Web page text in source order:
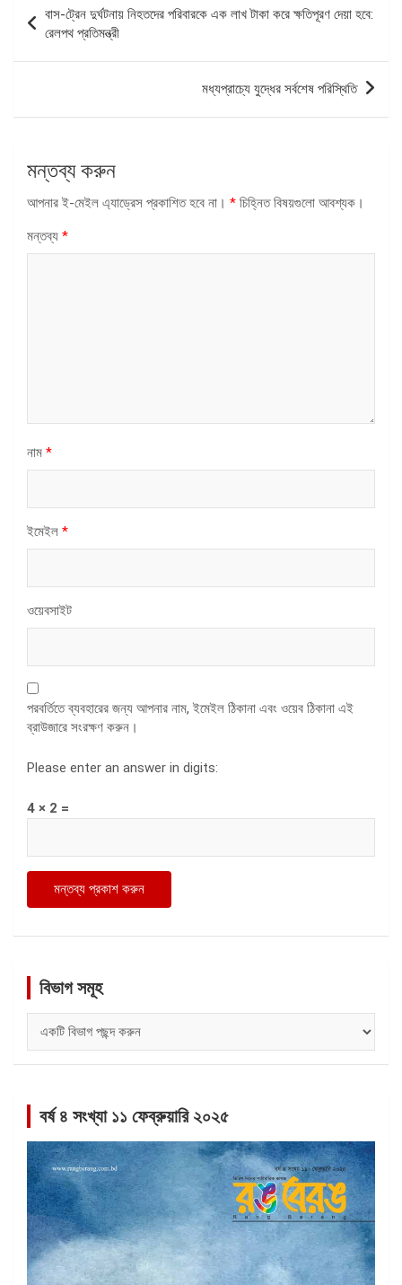
ন্যাভিগেশন
বাস-ট্রেন দুর্ঘটনায় নিহতদের পরিবারকে এক লাখ টাকা করে ক্ষতিপূরণ দেয়া হবে:
রেলপথ প্রতিমন্ত্রী
মধ্যপ্রাচ্যে যুদ্ধের সর্বশেষ পরিস্থিতি
মন্তব্য করুন
আপনার ই-মেইল এ্যাড্রেস প্রকাশিত হবে না। * চিহ্নিত বিষয়গুলো আবশ্যক।
মন্তব্য *
নাম *
ইমেইল *
ওয়েবসাইট
পরবর্তিতে ব্যবহারের জন্য আপনার নাম, ইমেইল ঠিকানা এবং ওয়েব ঠিকানা এই
ব্রাউজারে সংরক্ষণ করুন।
Please enter an answer in digits:
4 × 2 =
বিভাগ সমূহ
সমূহ
বর্ষ ৪ সংখ্যা ১১ ফেব্রুয়ারি ২০২৫